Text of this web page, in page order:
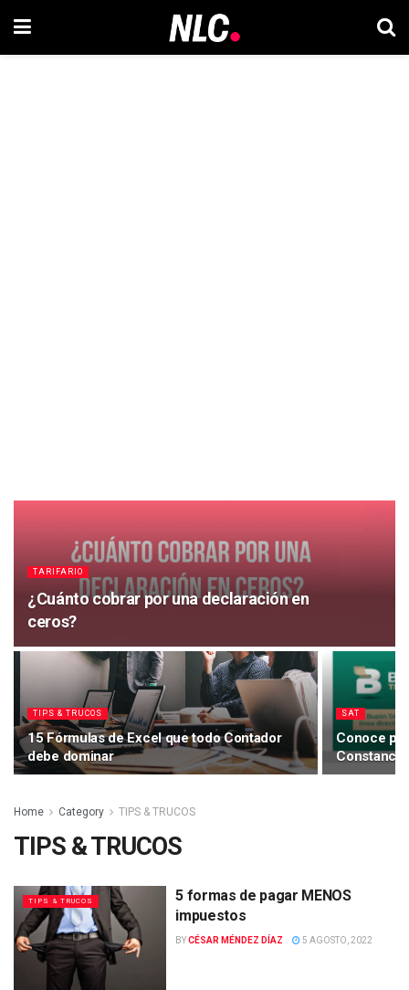
TARIFARIO
¿Cuánto cobrar por una declaración en
ceros?
TIPS & TRUCOS
15 Fórmulas de Excel que todo Contador
debe dominar
SAT
Conoce
Home Category TIPS & TRUCOS
TIPS & TRUCOS
TIPS & TRUCOS
5 formas de pagar MENOS
impuestos
BYCÉSAR MÉNDEZ DÍAZ 5 AGOSTO, 2022